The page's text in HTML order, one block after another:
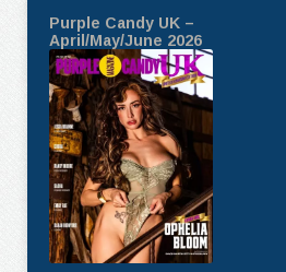
Purple Candy UK –
April/May/June 2026